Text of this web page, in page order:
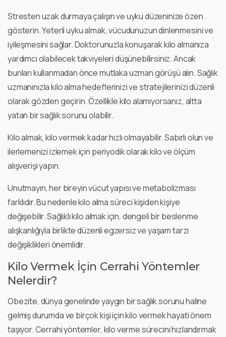
Stresten uzak durmaya çalışın ve uyku düzeninize özen
gösterin. Yeterli uyku almak, vücudunuzun dinlenmesini ve
iyileşmesini sağlar. Doktorunuzla konuşarak kilo almanıza
yardımcı olabilecek takviyeleri düşünebilirsiniz. Ancak
bunları kullanmadan önce mutlaka uzman görüşü alın. Sağlık
uzmanınızla kilo alma hedeflerinizi ve stratejilerinizi düzenli
olarak gözden geçirin. Özellikle kilo alamıyorsanız, altta
yatan bir sağlık sorunu olabilir.
Kilo almak, kilo vermek kadar hızlı olmayabilir. Sabırlı olun ve
ilerlemenizi izlemek için periyodik olarak kilo ve ölçüm
alışverişi yapın.
Unutmayın, her bireyin vücut yapısı ve metabolizması
farklıdır. Bu nedenle kilo alma süreci kişiden kişiye
değişebilir. Sağlıklı kilo almak için, dengeli bir beslenme
alışkanlığıyla birlikte düzenli egzersiz ve yaşam tarzı
değişiklikleri önemlidir.
Kilo Vermek İçin Cerrahi Yöntemler
Nelerdir?
Obezite, dünya genelinde yaygın bir sağlık sorunu haline
gelmiş durumda ve birçok kişi için kilo vermek hayati önem
taşıyor. Cerrahi yöntemler, kilo verme sürecini hızlandırmak